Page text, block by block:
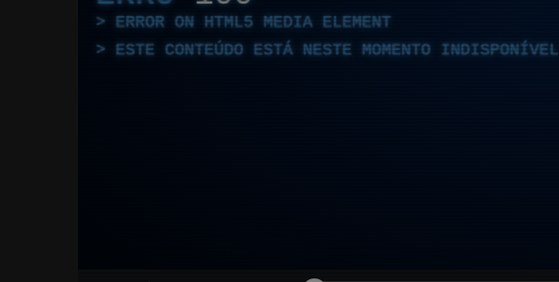
ERROR ON HTML5 MEDIA ELEMENT
ESTE CONTEÚDO ESTÁ NESTE MOMENTO INDISPONÍVEL